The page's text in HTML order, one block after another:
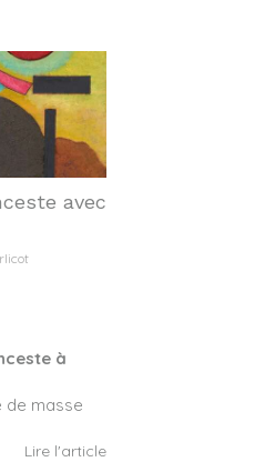
avec
à
de masse
Lire l'article